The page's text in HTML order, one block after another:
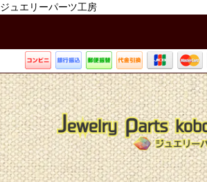
ジュエリーパーツ工房